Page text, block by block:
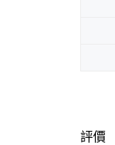
評價